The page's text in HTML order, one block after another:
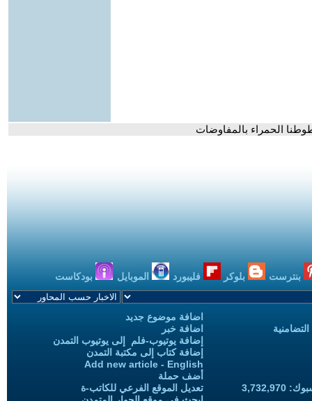
الحمراء بالمفاوضات
بنترست بلوكر فليبورد الموبايل بودكاست
اضافة موضوع جديد
اضافة خبر
إضافة يوتيوب-فلم إلى يوتيوب التمدن
إضافة كتاب إلى مكتبة التمدن
Add new article - English
أضف حملة
تعديل الموقع الفرعي للكاتب-ة